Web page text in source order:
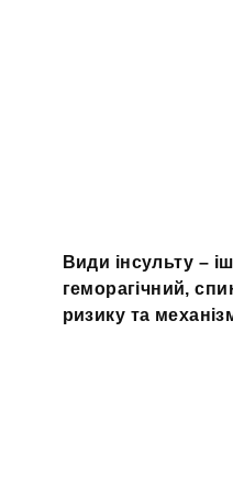
Види інсульту –
геморагічний,
ризику та